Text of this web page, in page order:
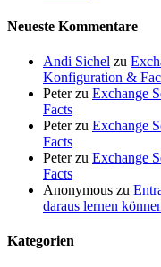
Neueste Kommentare
Andi Sichel zu
Konfiguration &
Peterzu Exchange
Facts
Peterzu Exchange
Facts
Peterzu Exchange
Facts
Anonymous zu
daraus lernen
Kategorien